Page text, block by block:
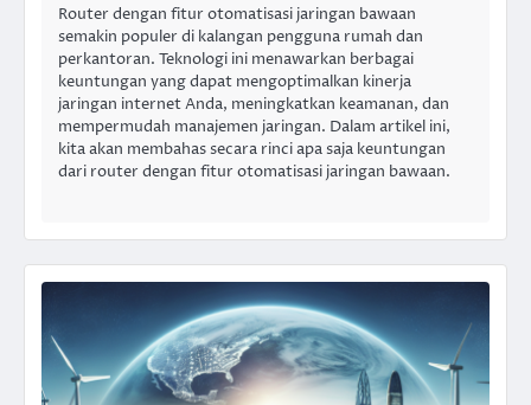
Router dengan fitur otomatisasi jaringan bawaan
semakin populer di kalangan pengguna rumah dan
perkantoran. Teknologi ini menawarkan berbagai
keuntungan yang dapat mengoptimalkan kinerja
jaringan internet Anda, meningkatkan keamanan, dan
mempermudah manajemen jaringan. Dalam artikel ini,
kita akan membahas secara rinci apa saja keuntungan
dari router dengan fitur otomatisasi jaringan bawaan.